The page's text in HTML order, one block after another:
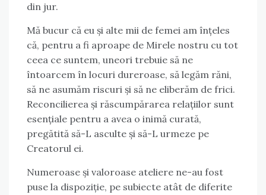
din jur.
Mă bucur că eu și alte mii de femei am înțeles
că, pentru a fi aproape de Mirele nostru cu tot
ceea ce suntem, uneori trebuie să ne
întoarcem în locuri dureroase, să legăm răni,
să ne asumăm riscuri și să ne eliberăm de frici.
Reconcilierea și răscumpărarea relațiilor sunt
esențiale pentru a avea o inimă curată,
pregătită să-L asculte și să-L urmeze pe
Creatorul ei.
Numeroase și valoroase ateliere ne-au fost
puse la dispoziție, pe subiecte atât de diferite